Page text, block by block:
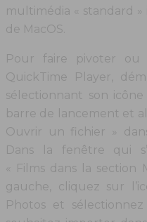
multimédia « standard
de MacOS.
Pour faire pivoter ou
QuickTime Player,
sélectionnant son
barre de lancement et
Ouvrir un fichier »
Dans la fenêtre qui
« Films dans la
gauche, cliquez sur
Photos et